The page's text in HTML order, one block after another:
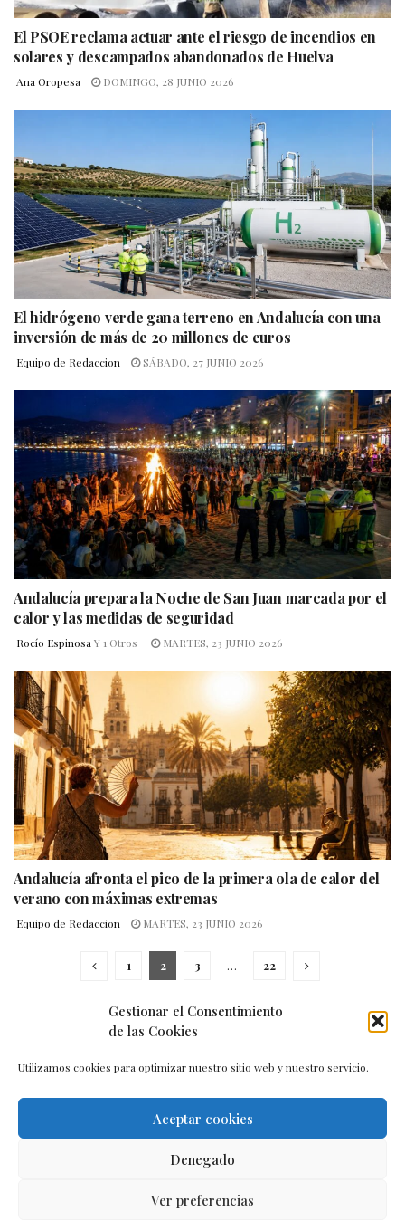
Gestionar el Consentimiento
de las Cookies
Utilizamos cookies para optimizar nuestro sitio web y nuestro servicio.
Aceptar cookies
Denegado
Ver preferencias
El PSOE reclama actuar ante el riesgo de incendios en
solares y descampados abandonados de Huelva
Ana Oropesa DOMINGO, 28 JUNIO 2026
El hidrógeno verde gana terreno en Andalucía con una
inversión de más de 20 millones de euros
Equipo de Redaccion SÁBADO, 27 JUNIO 2026
Andalucía prepara la Noche de San Juan marcada por el
calor y las medidas de seguridad
Rocío Espinosa Y 1 Otros MARTES, 23 JUNIO 2026
Andalucía afronta el pico de la primera ola de calor del
verano con máximas extremas
Equipo de Redaccion MARTES, 23 JUNIO 2026
1 2 3 … 22